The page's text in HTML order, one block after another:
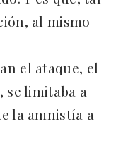
al mismo
el ataque, el
se limitaba a
la amnistía a